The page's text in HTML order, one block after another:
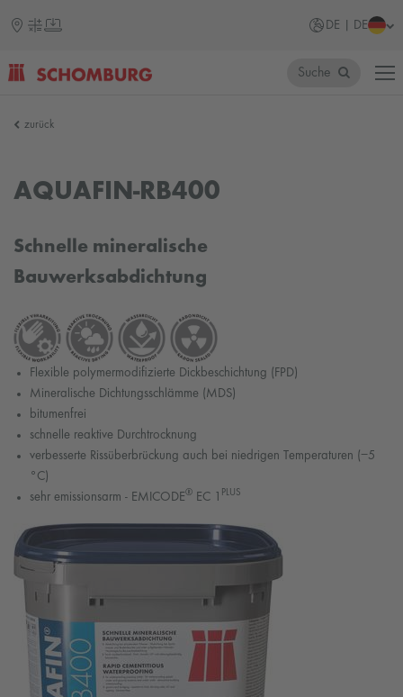
DE | DE
Suche
zurück
AQUAFIN-RB400
Schnelle mineralische
Bauwerksabdichtung
Flexible polymermodifizierte Dickbeschichtung (FPD)
Mineralische Dichtungsschlämme (MDS)
bitumenfrei
schnelle reaktive Durchtrocknung
verbesserte Rissüberbrückung auch bei niedrigen Temperaturen (−5
°C)
sehr emissionsarm - EMICODE®EC 1 PLUS